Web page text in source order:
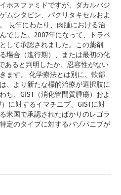
ホスファミドですが、ダカルバジ
ムシタビン、パクリタキセルおよ
長年にわたり、肉腫における治
でした。2007年になって、トラベ
して承認されました。この薬剤
場合（進行期）、または最初の化
あると判明したか、忍容性がない
ます。 化学療法とは別に、軟部
、より新たな標的治療が選択肢に
ち、GIST（消化管間質腫瘍）およ
に対するイマチニブ、GISTに対
米国で承認されたばかりのレゴラ
定のタイプに対するパゾパニブが